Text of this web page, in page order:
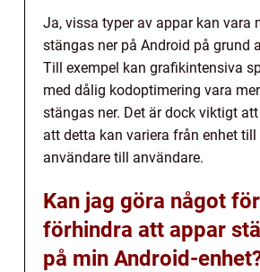
Ja, vissa typer av appar kan vara
stängas ner på Android på grund
Till exempel kan grafikintensiva
med dålig kodoptimering vara
stängas ner. Det är dock viktigt
att detta kan variera från enhet
användare till användare.
Kan jag göra något
förhindra att appar
på min Android-